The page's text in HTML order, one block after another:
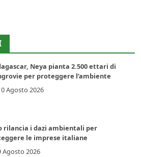
Neya pianta 2.500 ettari di
per proteggere l’ambiente
Agosto 2026
rilancia i dazi ambientali per
le imprese italiane
Agosto 2026